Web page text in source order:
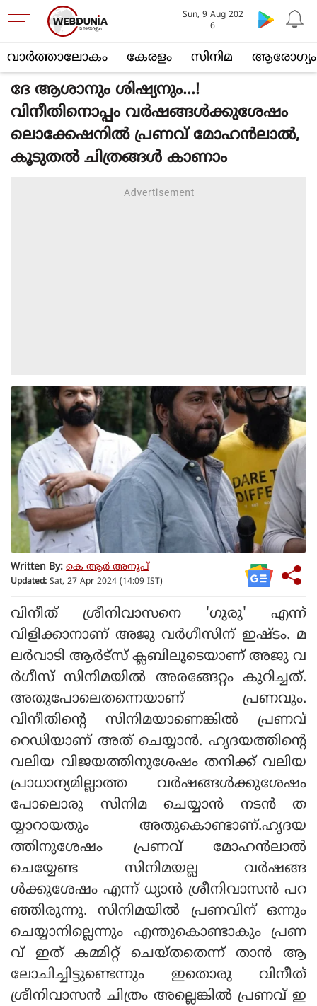
വാര്‍ത്താലോകം കേരളം സിനിമ ആരോഗ്യം
Sun, 9 Aug 202
6
ദേ ആശാനും ശിഷ്യനും...!
വിനീതിനൊപ്പം വര്‍ഷങ്ങള്‍ക്കുശേഷം
ലൊക്കേഷനില്‍ പ്രണവ് മോഹന്‍ലാല്‍,
കൂടുതല്‍ ചിത്രങ്ങള്‍ കാണാം
Written By: കെ ആര്‍ അനൂപ്
Updated: Sat, 27 Apr 2024 (14:09 IST)
വിനീത് ശ്രീനിവാസനെ 'ഗുരു' എന്ന്
വിളിക്കാനാണ് അജു വര്‍ഗീസിന് ഇഷ്ടം. മ
ലര്‍വാടി ആര്‍ട്‌സ് ക്ലബിലൂടെയാണ് അജു വ
ര്‍ഗീസ് സിനിമയില്‍ അരങ്ങേറ്റം കുറിച്ചത്.
അതുപോലെതന്നെയാണ് പ്രണവും.
വിനീതിന്റെ സിനിമയാണെങ്കില്‍ പ്രണവ്
റെഡിയാണ് അത് ചെയ്യാന്‍. ഹൃദയത്തിന്റെ
വലിയ വിജയത്തിനുശേഷം തനിക്ക് വലിയ
പ്രാധാന്യമില്ലാത്ത വര്‍ഷങ്ങള്‍ക്കുശേഷം
പോലൊരു സിനിമ ചെയ്യാന്‍ നടന്‍ ത
യ്യാറായതും അതുകൊണ്ടാണ്.ഹൃദയ
ത്തിനുശേഷം പ്രണവ് മോഹന്‍ലാല്‍
ചെയ്യേണ്ട സിനിമയല്ല വര്‍ഷങ്ങ
ള്‍ക്കുശേഷം എന്ന് ധ്യാന്‍ ശ്രീനിവാസന്‍ പറ
ഞ്ഞിരുന്നു. സിനിമയില്‍ പ്രണവിന് ഒന്നും
ചെയ്യാനില്ലെന്നും എന്തുകൊണ്ടാകും പ്രണ
വ് ഇത് കമ്മിറ്റ് ചെയ്തതെന്ന് താന്‍ ആ
ലോചിച്ചിട്ടുണ്ടെന്നും ഇതൊരു വിനീത്
ശ്രീനിവാസന്‍ ചിത്രം അല്ലെങ്കില്‍ പ്രണവ് ഇ